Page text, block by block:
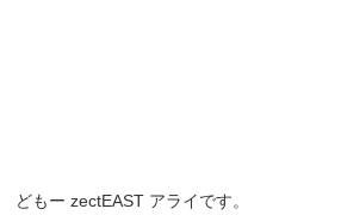
どもー zectEAST アライです。